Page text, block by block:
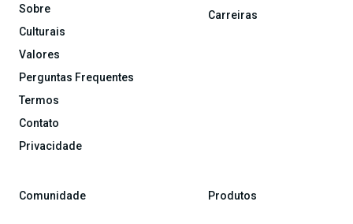
Sobre
Culturais
Valores
Perguntas Frequentes
Termos
Contato
Privacidade
Carreiras
Comunidade Produtos